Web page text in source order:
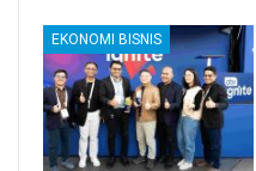
EKONOMI BISNIS